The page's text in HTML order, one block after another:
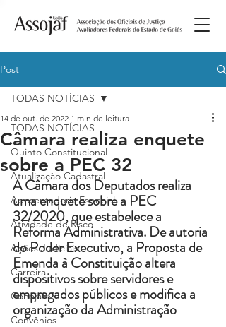
Post
TODAS NOTÍCIAS
Quinto Constitucional
Atualização Cadastral
Aposentadoria Especial
Atividade de Risco
Ações Judiciais
Carreira
Conojaf
Convênios
TODAS NOTÍCIAS
Câmara realiza enquete
sobre a PEC 32
14 de out. de 2022 1 min de leitura
A Câmara dos Deputados realiza
uma enquete sobre a PEC
32/2020, que estabelece a
Reforma Administrativa. De autoria
do Poder Executivo, a Proposta de
Emenda à Constituição altera
dispositivos sobre servidores e
empregados públicos e modifica a
organização da Administração